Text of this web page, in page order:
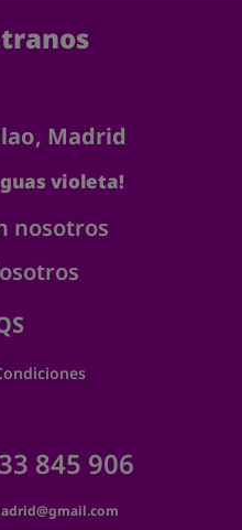
Madrid
violeta!
nosotros
845 906